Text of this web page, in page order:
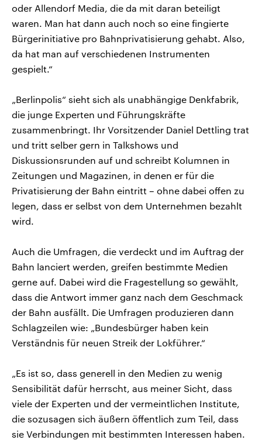
oder Allendorf Media, die da mit daran beteiligt
waren. Man hat dann auch noch so eine fingierte
Bürgerinitiative pro Bahnprivatisierung gehabt. Also,
da hat man auf verschiedenen Instrumenten
gespielt.“
„Berlinpolis“ sieht sich als unabhängige Denkfabrik,
die junge Experten und Führungskräfte
zusammenbringt. Ihr Vorsitzender Daniel Dettling trat
und tritt selber gern in Talkshows und
Diskussionsrunden auf und schreibt Kolumnen in
Zeitungen und Magazinen, in denen er für die
Privatisierung der Bahn eintritt – ohne dabei offen zu
legen, dass er selbst von dem Unternehmen bezahlt
wird.
Auch die Umfragen, die verdeckt und im Auftrag der
Bahn lanciert werden, greifen bestimmte Medien
gerne auf. Dabei wird die Fragestellung so gewählt,
dass die Antwort immer ganz nach dem Geschmack
der Bahn ausfällt. Die Umfragen produzieren dann
Schlagzeilen wie: „Bundesbürger haben kein
Verständnis für neuen Streik der Lokführer.“
„Es ist so, dass generell in den Medien zu wenig
Sensibilität dafür herrscht, aus meiner Sicht, dass
viele der Experten und der vermeintlichen Institute,
die sozusagen sich äußern öffentlich zum Teil, dass
sie Verbindungen mit bestimmten Interessen haben.